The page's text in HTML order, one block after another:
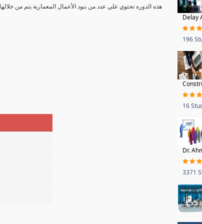
هذه الدوره تحتوي علي عدد من بنود الأعمال المعمارية يتم من
Delay
196
16
Dr.
3371